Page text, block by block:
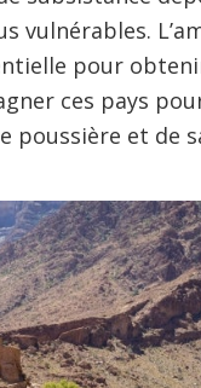
vulnérables.
pour
ces pays
poussière et de